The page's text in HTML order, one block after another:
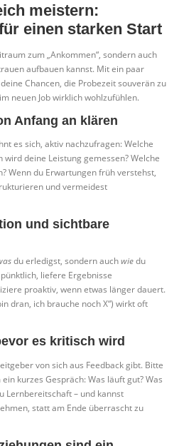
meistern:
einen starken Start
zum „Ankommen“, sondern auch
aufbauen kannst. Mit ein paar
Chancen, die Probezeit souverän zu
neuen Job wirklich wohlzufühlen.
Anfang an klären
es sich, aktiv nachzufragen: Welche
deine Leistung gemessen? Welche
Wenn du Erwartungen früh verstehst,
und vermeidest
und sichtbare
du erledigst, sondern auchwiedu
liefere Ergebnisse
proaktiv, wenn etwas länger dauert.
dran, ich brauche noch X“) wirkt oft
es kritisch wird
von sich aus Feedback gibt. Bitte
kurzes Gespräch: Was läuft gut? Was
Lernbereitschaft – und kannst
statt am Ende überrascht zu